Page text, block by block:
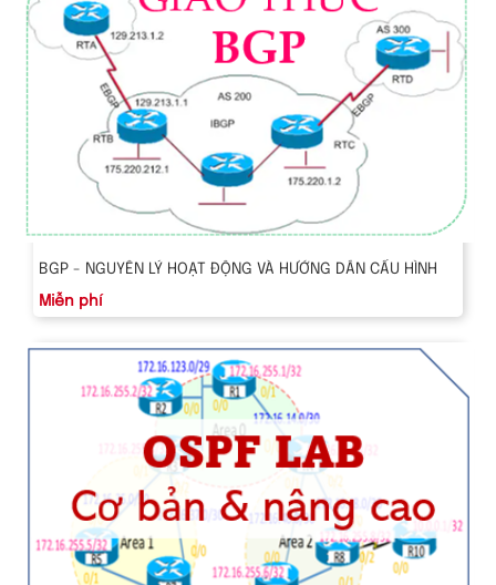
BGP - NGUYÊN LÝ HOẠT ĐỘNG VÀ HƯỚNG DẪN CẤU HÌNH
Miễn phí